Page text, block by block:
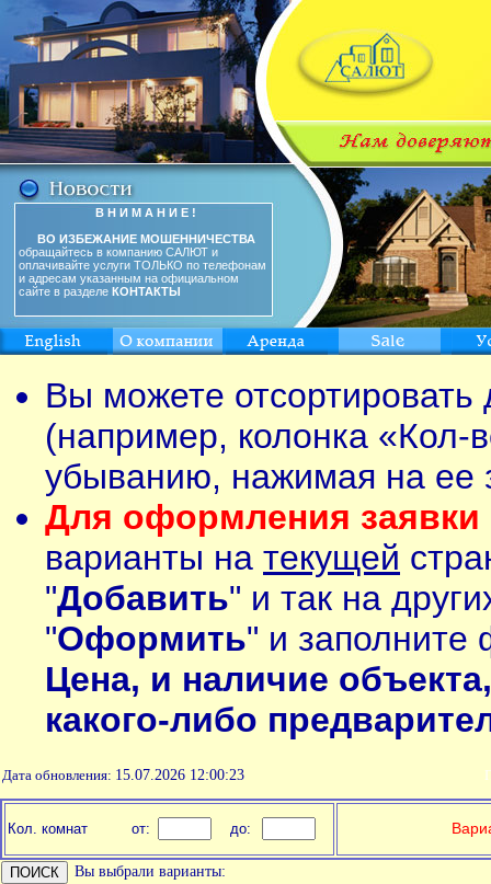
В Н И М А Н И Е !
ВО ИЗБЕЖАНИЕ МОШЕННИЧЕСТВА
обращайтесь в компанию САЛЮТ и
оплачивайте услуги ТОЛЬКО по телефонам
и адресам указанным на официальном
сайте в разделе КОНТАКТЫ
Вы можете
(например, колонка «Кол-
убыванию, нажимая на ее
Для оформления заявки
варианты на текущей
"Добавить" и так на
"Оформить" и заполните
Цена, и наличие
какого-либо
Дата обновления: 15.07.2026 12:00:23
Кол. комнат от: до:
Вы выбрали варианты: